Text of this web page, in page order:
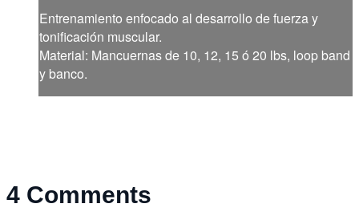
Entrenamiento enfocado al desarrollo de fuerza y
tonificación muscular.
Material: Mancuernas de 10, 12, 15 ó 20 lbs, loop band
y banco.
4 Comments